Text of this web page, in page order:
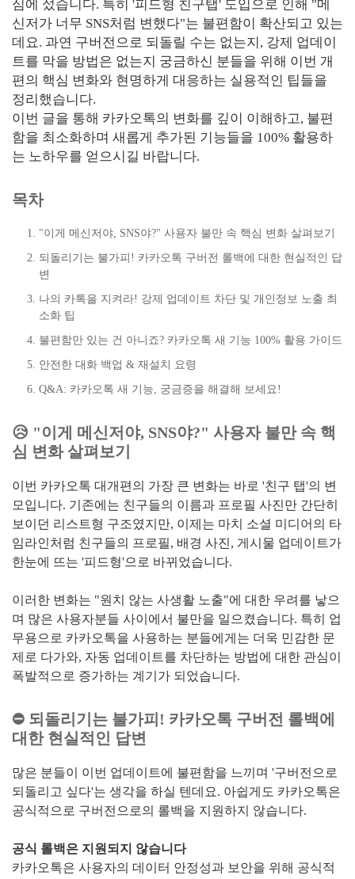
심에 섰습니다. 특히 '피드형 친구탭' 도입으로 인해 "메
신저가 너무 SNS처럼 변했다"는 불편함이 확산되고 있는
데요. 과연 구버전으로 되돌릴 수는 없는지, 강제 업데이
트를 막을 방법은 없는지 궁금하신 분들을 위해 이번 개
편의 핵심 변화와 현명하게 대응하는 실용적인 팁들을
정리했습니다.
이번 글을 통해 카카오톡의 변화를 깊이 이해하고, 불편
함을 최소화하며 새롭게 추가된 기능들을 100% 활용하
는 노하우를 얻으시길 바랍니다.
목차
"이게 메신저야, SNS야?" 사용자 불만 속 핵심 변화 살펴보기
되돌리기는 불가피! 카카오톡 구버전 롤백에 대한 현실적인 답
변
나의 카톡을 지켜라! 강제 업데이트 차단 및 개인정보 노출 최
소화 팁
불편함만 있는 건 아니죠? 카카오톡 새 기능 100% 활용 가이드
안전한 대화 백업 & 재설치 요령
Q&A: 카카오톡 새 기능, 궁금증을 해결해 보세요!
😥 "이게 메신저야, SNS야?" 사용자 불만 속 핵
심 변화 살펴보기
이번 카카오톡 대개편의 가장 큰 변화는 바로 '친구 탭'의 변
모입니다. 기존에는 친구들의 이름과 프로필 사진만 간단히
보이던 리스트형 구조였지만, 이제는 마치 소셜 미디어의 타
임라인처럼 친구들의 프로필, 배경 사진, 게시물 업데이트가
한눈에 뜨는 '피드형'으로 바뀌었습니다.
이러한 변화는 "원치 않는 사생활 노출"에 대한 우려를 낳으
며 많은 사용자분들 사이에서 불만을 일으켰습니다. 특히 업
무용으로 카카오톡을 사용하는 분들에게는 더욱 민감한 문
제로 다가와, 자동 업데이트를 차단하는 방법에 대한 관심이
폭발적으로 증가하는 계기가 되었습니다.
⛔ 되돌리기는 불가피! 카카오톡 구버전 롤백에
대한 현실적인 답변
많은 분들이 이번 업데이트에 불편함을 느끼며 '구버전으로
되돌리고 싶다'는 생각을 하실 텐데요. 아쉽게도 카카오톡은
공식적으로 구버전으로의 롤백을 지원하지 않습니다.
공식 롤백은 지원되지 않습니다
카카오톡은 사용자의 데이터 안정성과 보안을 위해 공식적